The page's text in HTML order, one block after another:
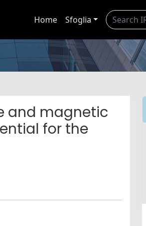
Home Sfoglia
and magnetic
for the